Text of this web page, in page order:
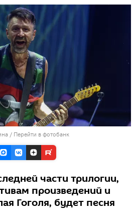
/ Перейти в фотобанк
части трилогии,
произведений и
Гоголя, будет песня